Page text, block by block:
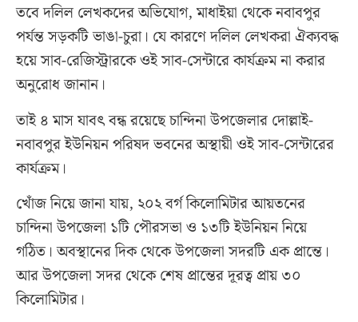
তবে দলিল লেখকদের অভিযোগ, মাধাইয়া থেকে নবাবপুর
পর্যন্ত সড়কটি ভাঙা-চুরা। যে কারণে দলিল লেখকরা ঐক্যবদ্ধ
হয়ে সাব-রেজিস্ট্রারকে ওই সাব-সেন্টারে কার্যক্রম না করার
অনুরোধ জানান।
তাই ৪ মাস যাবৎ বন্ধ রয়েছে চান্দিনা উপজেলার দোল্লাই-
নবাবপুর ইউনিয়ন পরিষদ ভবনের অস্থায়ী ওই সাব-সেন্টারের
কার্যক্রম।
খোঁজ নিয়ে জানা যায়, ২০২ বর্গ কিলোমিটার আয়তনের
চান্দিনা উপজেলা ১টি পৌরসভা ও ১৩টি ইউনিয়ন নিয়ে
গঠিত। অবস্থানের দিক থেকে উপজেলা সদরটি এক প্রান্তে।
আর উপজেলা সদর থেকে শেষ প্রান্তের দূরত্ব প্রায় ৩০
কিলোমিটার।